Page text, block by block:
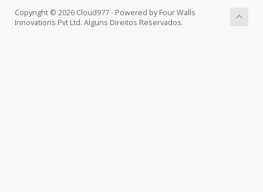
Copyright © 2026 Cloud977 - Powered by Four Walls
Innovations Pvt Ltd. Alguns Direitos Reservados.